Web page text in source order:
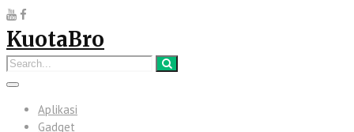
KuotaBro
Aplikasi
Gadget